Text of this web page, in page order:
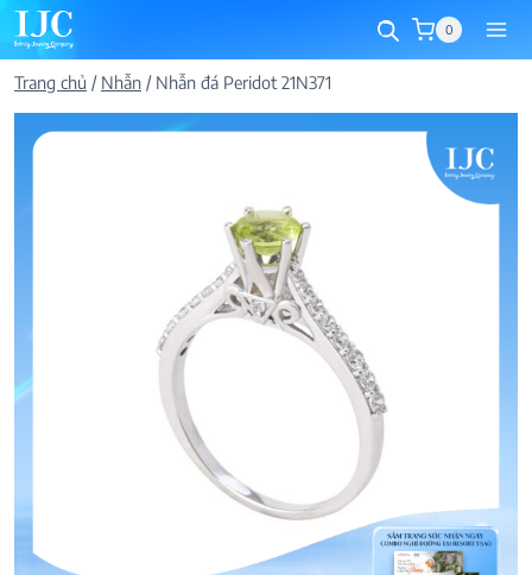
Skip
to
content
0
Trang chủ / Nhẫn / Nhẫn đá Peridot 21N371